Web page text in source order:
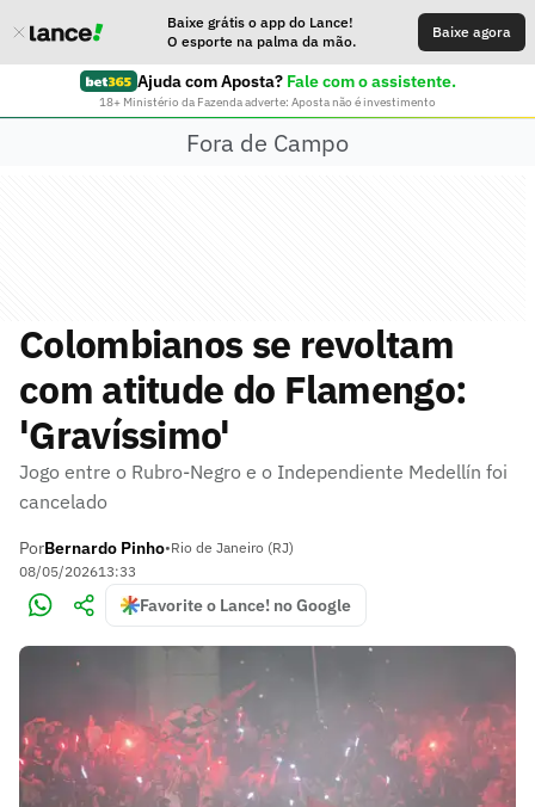
Baixe grátis o app do Lance!
O esporte na palma da mão.
Baixe agora
Ajuda com Aposta? Fale com o assistente.
18+ Ministério da Fazenda adverte: Aposta não é investimento
Fora de Campo
Colombianos se revoltam
com atitude do Flamengo:
'Gravíssimo'
Jogo entre o Rubro-Negro e o Independiente Medellín foi
cancelado
PorBernardo Pinho•Rio de Janeiro (RJ)
08/05/202613:33
Favorite o Lance! no Google